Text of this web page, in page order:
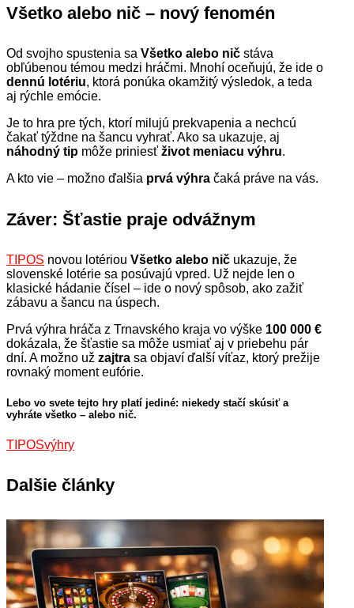
Všetko alebo nič – nový fenomén
Od svojho spustenia sa Všetko alebo nič stáva
obľúbenou témou medzi hráčmi. Mnohí oceňujú, že ide o
dennú lotériu, ktorá ponúka okamžitý výsledok, a teda
aj rýchle emócie.
Je to hra pre tých, ktorí milujú prekvapenia a nechcú
čakať týždne na šancu vyhrať. Ako sa ukazuje, aj
náhodný tip môže priniesť život meniacu výhru.
A kto vie – možno ďalšia prvá výhra čaká práve na vás.
Záver: Šťastie praje odvážnym
TIPOS novou lotériou Všetko alebo nič ukazuje, že
slovenské lotérie sa posúvajú vpred. Už nejde len o
klasické hádanie čísel – ide o nový spôsob, ako zažiť
zábavu a šancu na úspech.
Prvá výhra hráča z Trnavského kraja vo výške 100 000 €
dokázala, že šťastie sa môže usmiať aj v priebehu pár
dní. A možno už zajtra sa objaví ďalší víťaz, ktorý prežije
rovnaký moment eufórie.
Lebo vo svete tejto hry platí jediné: niekedy stačí skúsiť a
vyhráte všetko – alebo nič.
TIPOSvýhry
Dalšie články